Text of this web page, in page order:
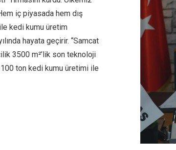
iç piyasada hem dış
kedi kumu üretim
hayata geçirir. “Samcat
3500 m²’lik son teknoloji
ton kedi kumu üretimi ile